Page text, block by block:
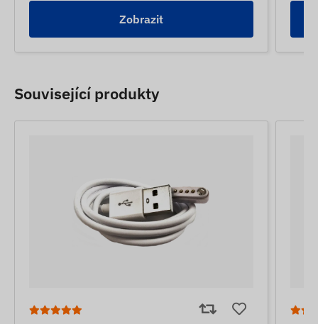
Zobrazit
Související produkty